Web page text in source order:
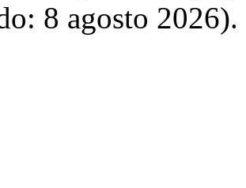
8 agosto 2026).